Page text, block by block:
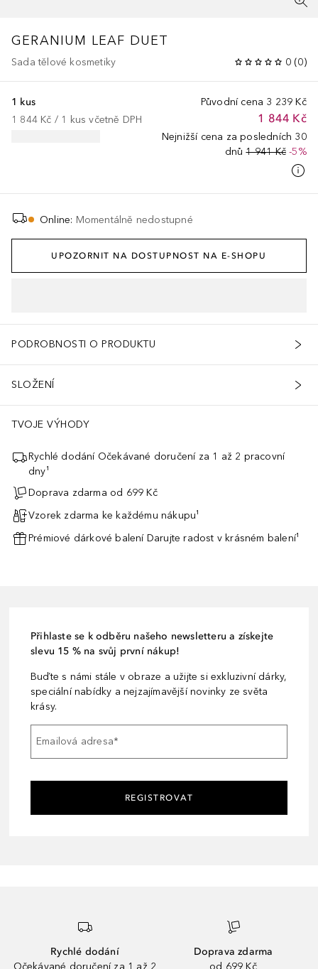
GERANIUM LEAF DUET
Sada tělové kosmetiky 0 (0)
Původní cena 3 239 Kč
1 844 Kč
Nejnižší cena za posledních 30
dnů 1 941 Kč -5%
1 kus
1 844 Kč / 1 kus včetně DPH
Online: Momentálně nedostupné
UPOZORNIT NA DOSTUPNOST NA E-SHOPU
PODROBNOSTI O PRODUKTU
SLOŽENÍ
TVOJE VÝHODY
Rychlé dodání Očekávané doručení za 1 až 2 pracovní
dny¹
Doprava zdarma od 699 Kč
Vzorek zdarma ke každému nákupu¹
Prémiové dárkové balení Darujte radost v krásném balení¹
Přihlaste se k odběru našeho newsletteru a získejte
slevu 15 % na svůj první nákup!
Buďte s námi stále v obraze a užijte si exkluzivní dárky,
speciální nabídky a nejzajímavější novinky ze světa
krásy.
Emailová adresa*
REGISTROVAT
Rychlé dodání
Očekávané doručení za 1 až 2
Doprava zdarma
od 699 Kč